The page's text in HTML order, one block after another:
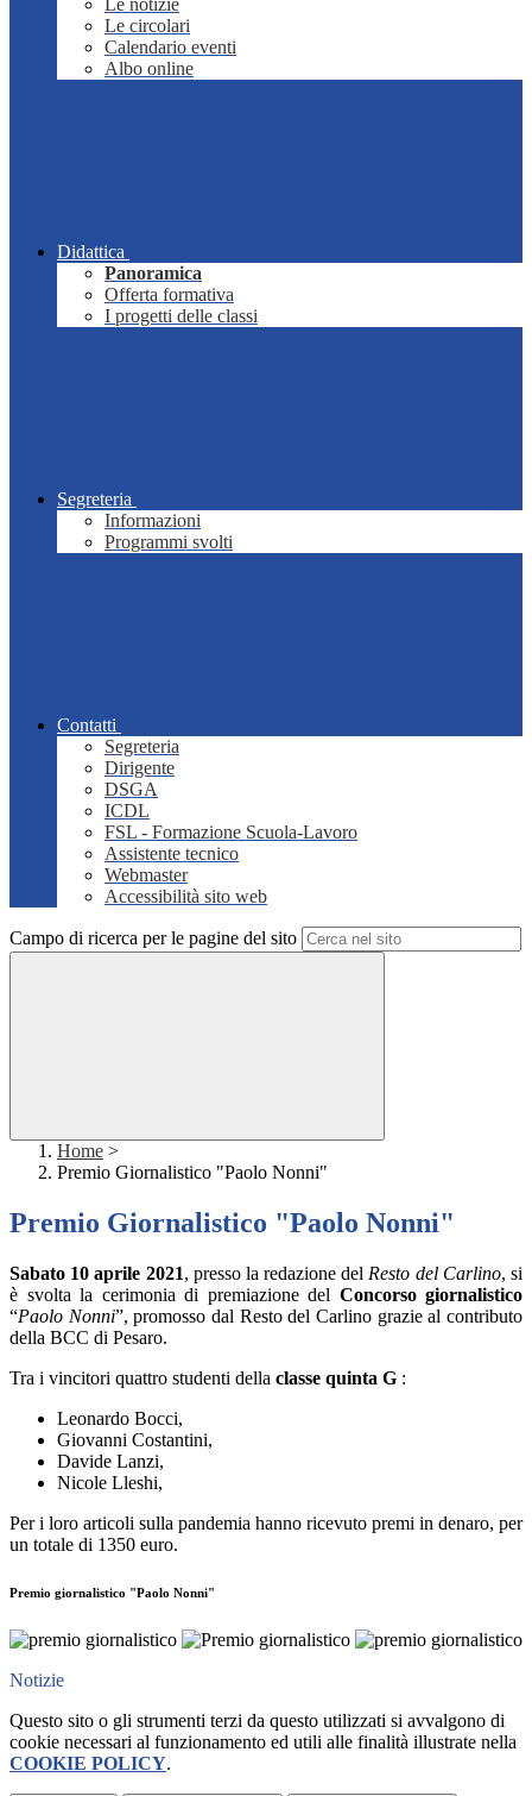
Le notizie
Le circolari
Calendario eventi
Albo online
Didattica
Panoramica
Offerta formativa
I progetti delle classi
Segreteria
Informazioni
Programmi svolti
Contatti
Segreteria
Dirigente
DSGA
ICDL
FSL - Formazione Scuola-Lavoro
Assistente tecnico
Webmaster
Accessibilità sito web
Campo di ricerca per le pagine del sito
Home >
Premio Giornalistico "Paolo Nonni"
Premio Giornalistico "Paolo Nonni"
Sabato 10 aprile 2021, presso la redazione del Resto del Carlino, si
è svolta la cerimonia di premiazione del Concorso giornalistico
“Paolo Nonni”, promosso dal Resto del Carlino grazie al contributo
della BCC di Pesaro.
Tra i vincitori quattro studenti della classe quinta G :
Leonardo Bocci,
Giovanni Costantini,
Davide Lanzi,
Nicole Lleshi,
Per i loro articoli sulla pandemia hanno ricevuto premi in denaro, per
un totale di 1350 euro.
Premio giornalistico "Paolo Nonni"
Notizie
Questo sito o gli strumenti terzi da questo utilizzati si avvalgono di
cookie necessari al funzionamento ed utili alle finalità illustrate nella
COOKIE POLICY.